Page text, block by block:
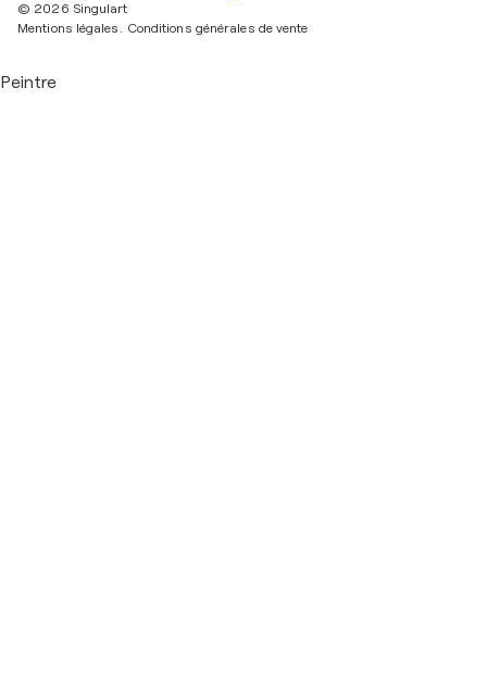
© 2026 Singulart
Mentions légales. Conditions générales de vente
Peintre